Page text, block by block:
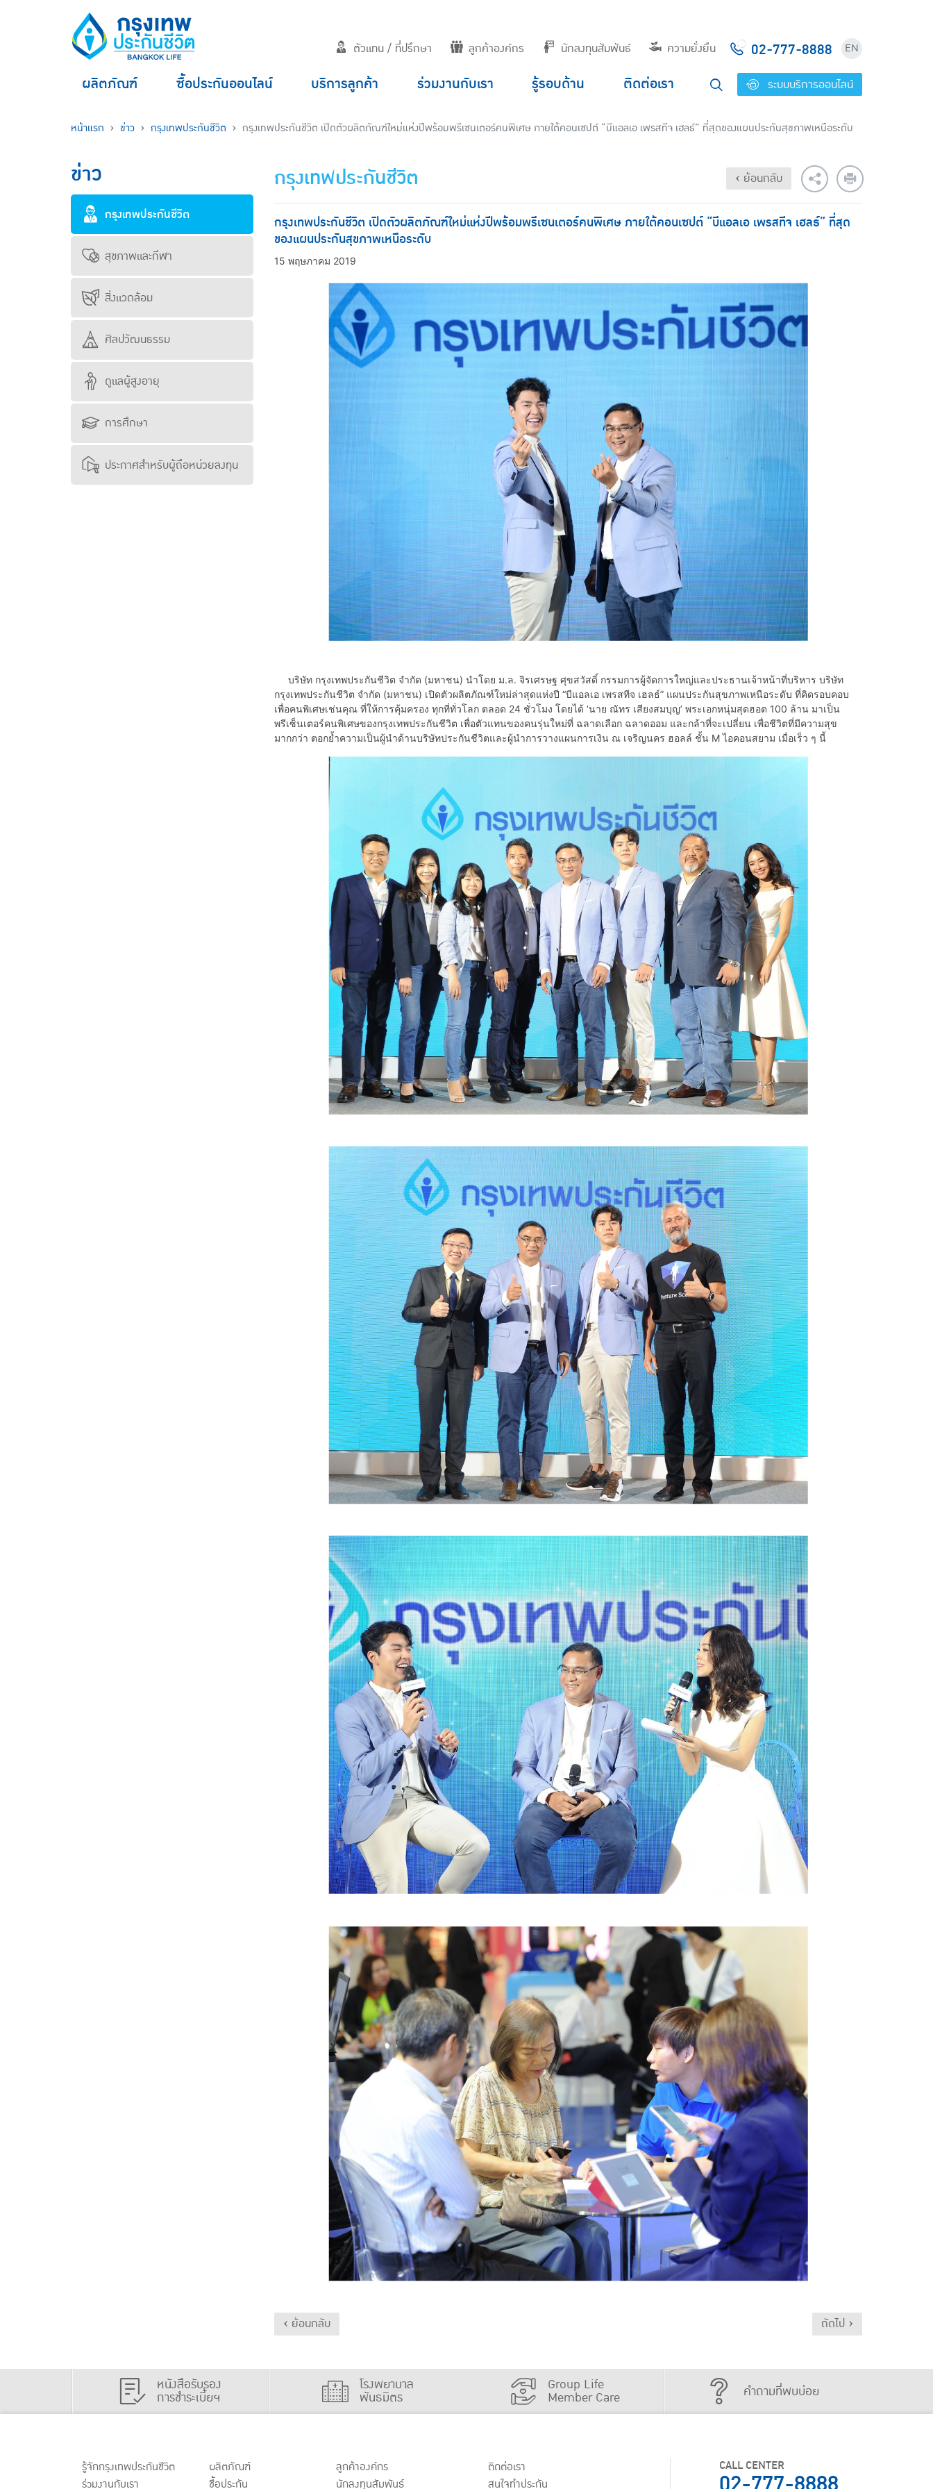
ตัวแทน / ที่ปรึกษา ลูกค้าองค์กร นักลงทุนสัมพันธ์ ความยั่งยืน 02-777-8888 EN
ผลิตภัณฑ์ ซื้อประกันออนไลน์ บริการลูกค้า ร่วมงานกับเรา รู้รอบด้าน ติดต่อเรา ระบบบริการออนไลน์
หน้าแรก ข่าว กรุงเทพประกันชีวิต กรุงเทพประกันชีวิต เปิดตัวผลิตภัณฑ์ใหม่แห่งปีพร้อมพรีเซนเตอร์คนพิเศษ ภายใต้คอนเซปต์ “บีแอลเอ เพรสทีจ เฮลธ์” ที่สุดของแผนประกันสุขภาพเหนือระดับ
ข่าว
กรุงเทพประกันชีวิต
สุขภาพและกีฬา
สิ่งแวดล้อม
ศิลปวัฒนธรรม
ดูแลผู้สูงอายุ
การศึกษา
ประกาศสำหรับผู้ถือหน่วยลงทุน
กรุงเทพประกันชีวิต ‹ ย้อนกลับ
กรุงเทพประกันชีวิต เปิดตัวผลิตภัณฑ์ใหม่แห่งปีพร้อมพรีเซนเตอร์คนพิเศษ ภายใต้คอนเซปต์ “บีแอลเอ เพรสทีจ เฮลธ์” ที่สุด
ของแผนประกันสุขภาพเหนือระดับ
15 พฤษภาคม 2019
บริษัท กรุงเทพประกันชีวิต จำกัด (มหาชน) นำโดย ม.ล. จิรเศรษฐ ศุขสวัสดิ์ กรรมการผู้จัดการใหญ่และประธานเจ้าหน้าที่บริหาร บริษัท
กรุงเทพประกันชีวิต จำกัด (มหาชน) เปิดตัวผลิตภัณฑ์ใหม่ล่าสุดแห่งปี “บีแอลเอ เพรสทีจ เฮลธ์” แผนประกันสุขภาพเหนือระดับ ที่คิดรอบคอบ
เพื่อคนพิเศษเช่นคุณ ที่ให้การคุ้มครอง ทุกที่ทั่วโลก ตลอด 24 ชั่วโมง โดยได้ ‘นาย ณัทร เสียงสมบุญ’ พระเอกหนุ่มสุดฮอต 100 ล้าน มาเป็น
พรีเซ็นเตอร์คนพิเศษของกรุงเทพประกันชีวิต เพื่อตัวแทนของคนรุ่นใหม่ที่ ฉลาดเลือก ฉลาดออม และกล้าที่จะเปลี่ยน เพื่อชีวิตที่มีความสุข
มากกว่า ตอกย้ำความเป็นผู้นำด้านบริษัทประกันชีวิตและผู้นำการวางแผนการเงิน ณ เจริญนคร ฮอลล์ ชั้น M ไอคอนสยาม เมื่อเร็ว ๆ นี้
‹ ย้อนกลับ ถัดไป ›
หนังสือรับรอง
การชำระเบี้ยฯ
โรงพยาบาล
พันธมิตร
Group Life
Member Care คำถามที่พบบ่อย
รู้จักกรุงเทพประกันชีวิต
ร่วมงานกับเรา
ผลิตภัณฑ์
ชื้อประกัน
ลูกค้าองค์กร
นักลงทุนสัมพันธ์
ติดต่อเรา
สนใจทำประกัน
CALL CENTER